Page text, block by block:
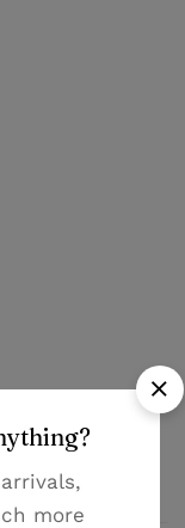
more